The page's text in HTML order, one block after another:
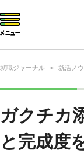
就職ジャーナル > 就活ノ
ガクチカ
と完成度
仕事の選び方・ヒント
仕事とは？